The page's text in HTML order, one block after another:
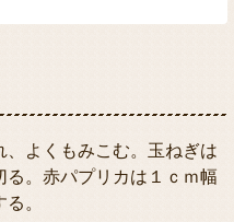
よくもみこむ。玉ねぎは
。赤パプリカは１ｃｍ幅
。